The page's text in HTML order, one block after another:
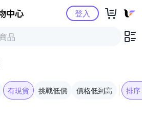
Yahoo購物中心登入
有現貨 挑戰低價 價格低到高 排序